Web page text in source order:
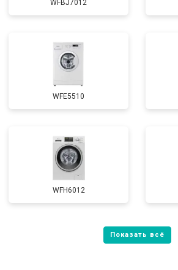
WFBJ7012
WFE5510
WFH6012